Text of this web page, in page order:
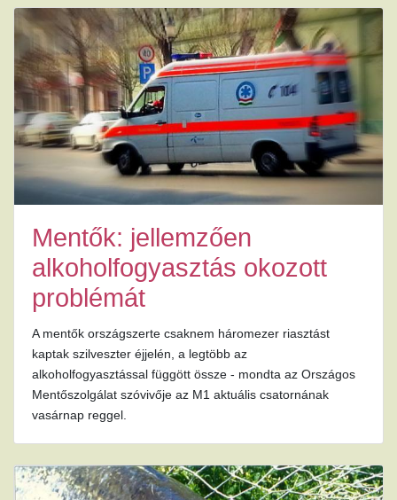
Mentők: jellemzően
alkoholfogyasztás okozott
problémát
A mentők országszerte csaknem háromezer riasztást
kaptak szilveszter éjjelén, a legtöbb az
alkoholfogyasztással függött össze - mondta az Országos
Mentőszolgálat szóvivője az M1 aktuális csatornának
vasárnap reggel.